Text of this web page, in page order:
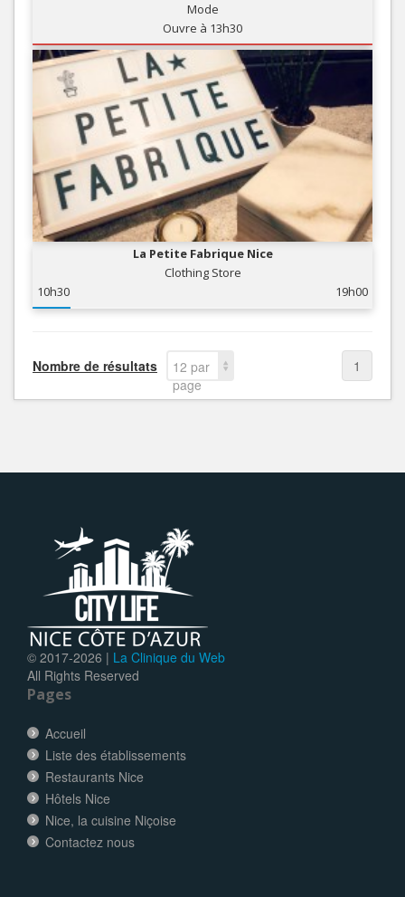
Mode
Ouvre à 13h30
La Petite Fabrique Nice
Clothing Store
10h30
19h00
Nombre de résultats
12 par
page
1
© 2017-2026 | La Clinique du Web
All Rights Reserved
Pages
Accueil
Liste des établissements
Restaurants Nice
Hôtels Nice
Nice, la cuisine Niçoise
Contactez nous